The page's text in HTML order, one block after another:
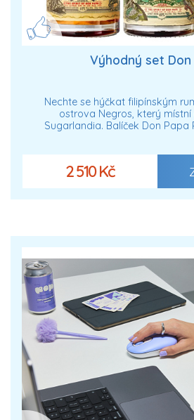
Výhodný set Don
Nechte se hýčkat filipínským
ostrova Negros, který
Sugarlandia. Balíček Don Papa
2 510 Kč